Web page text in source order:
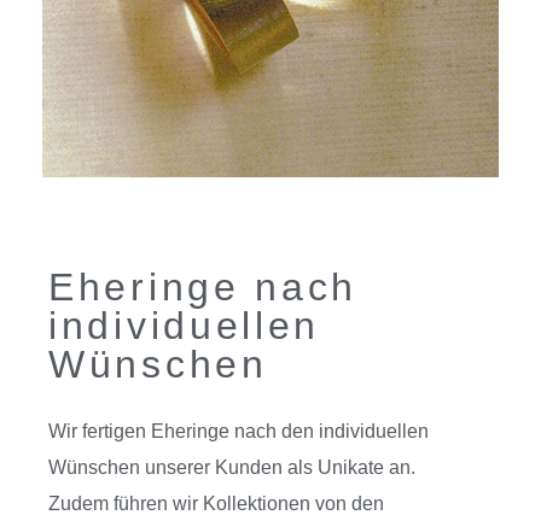
Eheringe nach
individuellen
Wünschen
Wir fertigen Eheringe nach den individuellen
Wünschen unserer Kunden als Unikate an.
Zudem führen wir Kollektionen von den